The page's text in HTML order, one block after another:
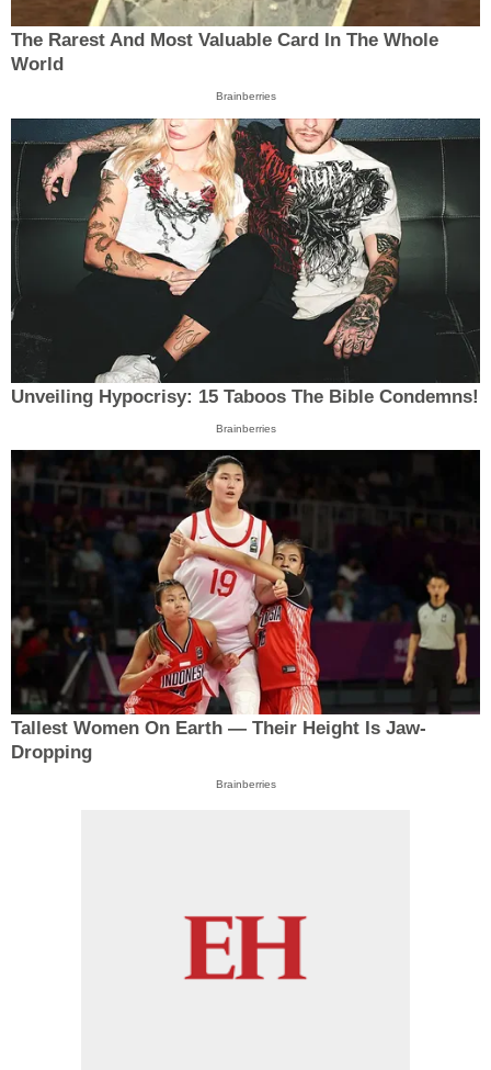
The Rarest And Most Valuable Card In The Whole
World
Brainberries
Unveiling Hypocrisy: 15 Taboos The Bible Condemns!
Brainberries
Tallest Women On Earth — Their Height Is Jaw-
Dropping
Brainberries